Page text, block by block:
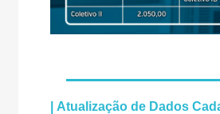
Atualização de Dados